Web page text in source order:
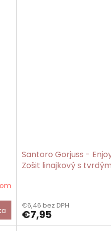
Santoro Gorjuss -
Zošit linajkový s
€6,46 bez DPH
€7,95